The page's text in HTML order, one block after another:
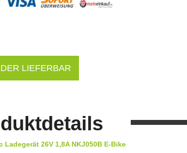
LIEFERBAR
Ladegerät 26V 1,8A NKJ050B E-Bike